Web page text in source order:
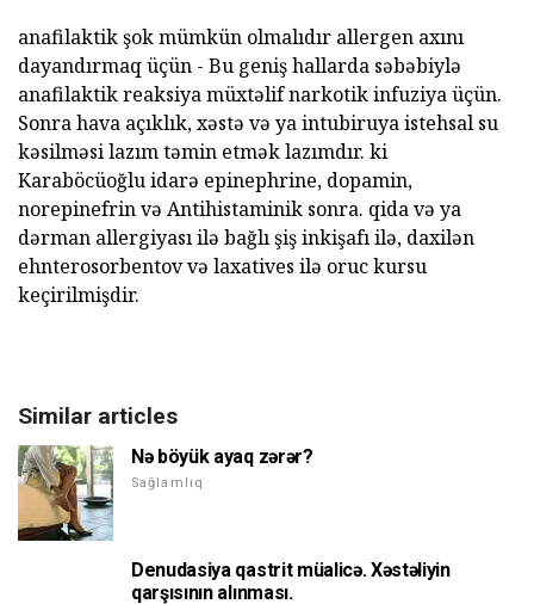
anafilaktik şok mümkün olmalıdır allergen axını
dayandırmaq üçün - Bu geniş hallarda səbəbiylə
anafilaktik reaksiya müxtəlif narkotik infuziya üçün.
Sonra hava açıklık, xəstə və ya intubiruya istehsal su
kəsilməsi lazım təmin etmək lazımdır. ki
Karaböcüoğlu idarə epinephrine, dopamin,
norepinefrin və Antihistaminik sonra. qida və ya
dərman allergiyası ilə bağlı şiş inkişafı ilə, daxilən
ehnterosorbentov və laxatives ilə oruc kursu
keçirilmişdir.
Similar articles
Nə böyük ayaq zərər?
Sağlamlıq
Denudasiya qastrit müalicə. Xəstəliyin
qarşısının alınması.